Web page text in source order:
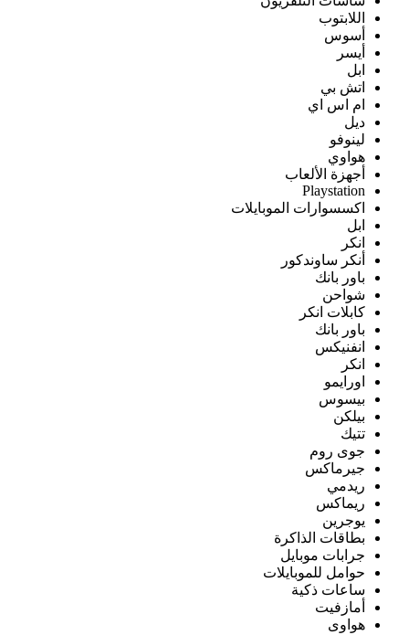
اللابتوب
أسوس
أيسر
ابل
اتش بي
ام اس اي
ديل
لينوفو
هواوي
أجهزة الألعاب
Playstation
اكسسوارات الموبايلات
ابل
انكر
أنكر ساوندكور
باور بانك
شواحن
كابلات انكر
باور بانك
انفنيكس
انكر
اورايمو
بيسوس
بيلكن
تتيك
جوى روم
جيرماكس
ريدمي
ريماكس
يوجرين
بطاقات الذاكرة
جرابات موبايل
حوامل للموبايلات
ساعات ذكية
أمازفيت
هواوى